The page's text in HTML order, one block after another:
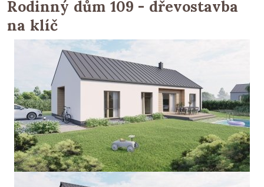
Rodinný dům 109 - dřevostavba
na klíč